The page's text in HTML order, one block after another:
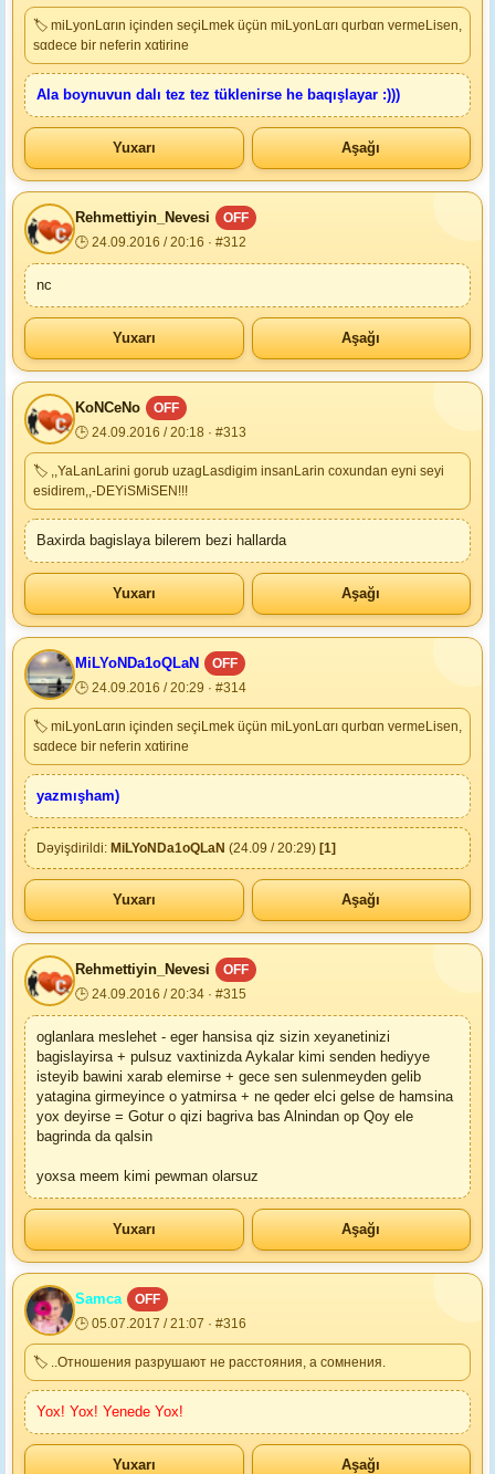
🏷 miLyonLαrın içinden seçiLmek üçün miLyonLαrı qurbαn vermeLisen,
sαdece bir neferin xαtirine
Ala boynuvun dalı tez tez tüklenirse he baqışlayar :)))
Yuxarı Aşağı
Rehmettiyin_Nevesi
OFF
🕒 24.09.2016 / 20:16 · #312
nc
Yuxarı Aşağı
KoNCeNo
OFF
🕒 24.09.2016 / 20:18 · #313
🏷 ,,YaLanLarini gorub uzagLasdigim insanLarin coxundan eyni seyi
esidirem,,-DEYiSMiSEN!!!
Baxirda bagislaya bilerem bezi hallarda
Yuxarı Aşağı
MiLYoNDa1oQLaN
OFF
🕒 24.09.2016 / 20:29 · #314
🏷 miLyonLαrın içinden seçiLmek üçün miLyonLαrı qurbαn vermeLisen,
sαdece bir neferin xαtirine
yazmışham)
Dəyişdirildi: MiLYoNDa1oQLaN (24.09 / 20:29) [1]
Yuxarı Aşağı
Rehmettiyin_Nevesi
OFF
🕒 24.09.2016 / 20:34 · #315
oglanlara meslehet - eger hansisa qiz sizin xeyanetinizi
bagislayirsa + pulsuz vaxtinizda Aykalar kimi senden hediyye
isteyib bawini xarab elemirse + gece sen sulenmeyden gelib
yatagina girmeyince o yatmirsa + ne qeder elci gelse de hamsina
yox deyirse = Gotur o qizi bagriva bas Alnindan op Qoy ele
bagrinda da qalsin
yoxsa meem kimi pewman olarsuz
Yuxarı Aşağı
Samca
OFF
🕒 05.07.2017 / 21:07 · #316
🏷 ..Отношения разрушают не расстояния, а сомнения.
Yox! Yox! Yenede Yox!
Yuxarı Aşağı